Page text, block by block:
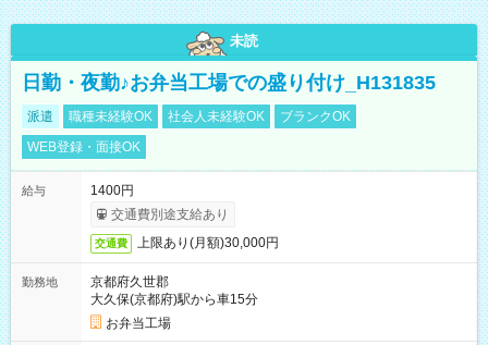
未読
日勤・夜勤♪お弁当工場での盛り付け_H131835
派遣 職種未経験OK 社会人未経験OK
ブランクOK
WEB登録・面接OK
給与
1400円
交通費別途支給あり
交通費 上限あり(月額)30,000円
勤務地
京都府久世郡
大久保(京都府)駅から車15分
お弁当工場